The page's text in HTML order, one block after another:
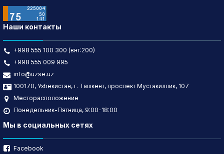
Наши контакты
+998 555 100 300 (внт:200)
+998 555 009 995
info@uzse.uz
100170, Узбекистан, г. Ташкент, проспект Мустакиллик, 107
Месторасположение
Понедельник-Пятница, 9:00-18:00
Мы в социальных сетях
Facebook